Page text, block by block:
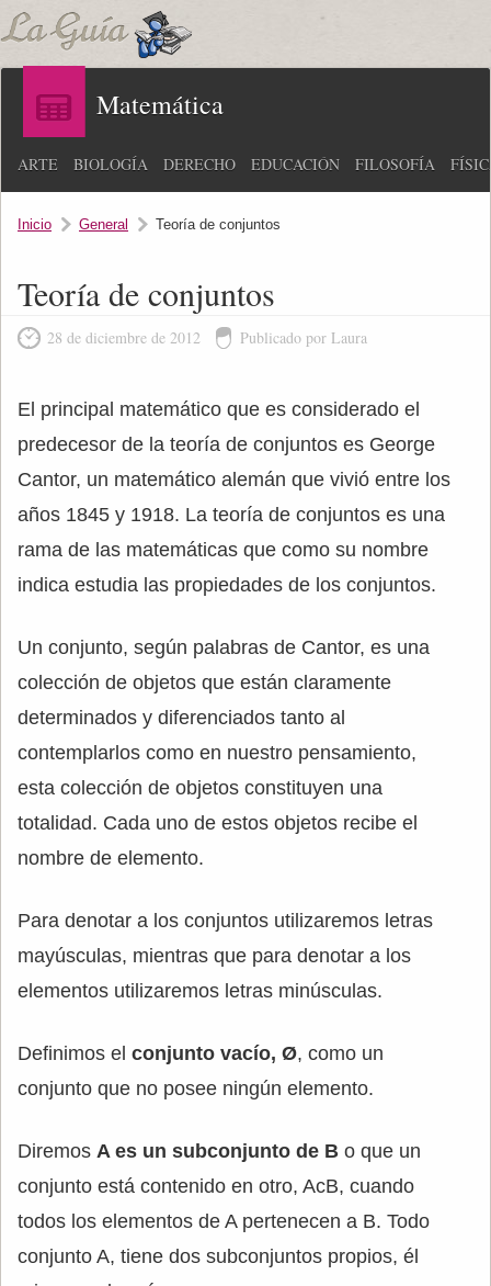
Matemática
ARTE BIOLOGÍA DERECHO EDUCACIÓN FILOSOFÍA
Inicio General Teoría de conjuntos
Teoría de conjuntos
28 de diciembre de 2012 Publicado por Laura
El principal matemático que es considerado el
predecesor de la teoría de conjuntos es George
Cantor, un matemático alemán que vivió entre los
años 1845 y 1918. La teoría de conjuntos es una
rama de las matemáticas que como su nombre
indica estudia las propiedades de los conjuntos.
Un conjunto, según palabras de Cantor, es una
colección de objetos que están claramente
determinados y diferenciados tanto al
contemplarlos como en nuestro pensamiento,
esta colección de objetos constituyen una
totalidad. Cada uno de estos objetos recibe el
nombre de elemento.
Para denotar a los conjuntos utilizaremos letras
mayúsculas, mientras que para denotar a los
elementos utilizaremos letras minúsculas.
Definimos el conjunto vacío, Ø, como un
conjunto que no posee ningún elemento.
Diremos A es un subconjunto de B o que un
conjunto está contenido en otro, AcB, cuando
todos los elementos de A pertenecen a B. Todo
conjunto A, tiene dos subconjuntos propios, él